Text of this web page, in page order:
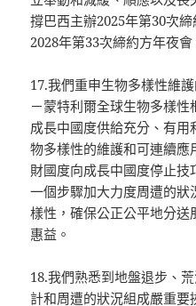
撐巴西主辦2025年第30次
2028年第33次締約方年夜會
17.我們重申生物多樣性維
－蒙特利爾全球生物多樣
成長中國度供給充分、有
物多樣性的維護和可連續
財國度向成長中國度停止
一個步驟加大力度周遭的
樣性，確保公正公平地分
惠益。
18.我們熟悉到地盤退步、
計和周遭的狀況組成嚴重